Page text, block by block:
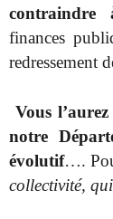
contraindre
finances
redressement
Vous
notre
évolutif….
collectivité,